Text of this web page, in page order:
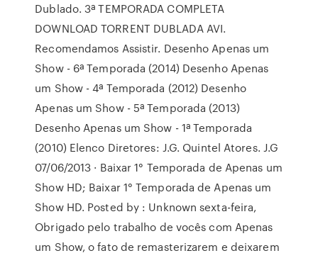
Dublado. 3ª TEMPORADA COMPLETA
DOWNLOAD TORRENT DUBLADA AVI.
Recomendamos Assistir. Desenho Apenas um
Show - 6ª Temporada (2014) Desenho Apenas
um Show - 4ª Temporada (2012) Desenho
Apenas um Show - 5ª Temporada (2013)
Desenho Apenas um Show - 1ª Temporada
(2010) Elenco Diretores: J.G. Quintel Atores. J.G
07/06/2013 · Baixar 1° Temporada de Apenas um
Show HD; Baixar 1° Temporada de Apenas um
Show HD. Posted by : Unknown sexta-feira,
Obrigado pelo trabalho de vocês com Apenas
um Show, o fato de remasterizarem e deixarem